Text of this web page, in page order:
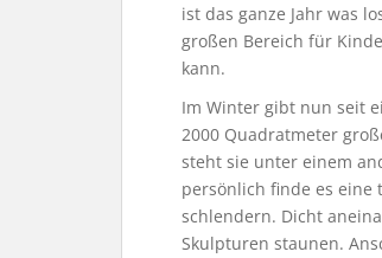
ist das ganze Jahr was
großen Bereich für
kann.
Im Winter gibt nun seit
2000 Quadratmeter
steht sie unter einem
persönlich finde es eine
schlendern. Dicht
Skulpturen staunen.